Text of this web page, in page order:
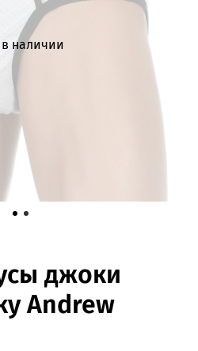
наличии
джоки
Andrew